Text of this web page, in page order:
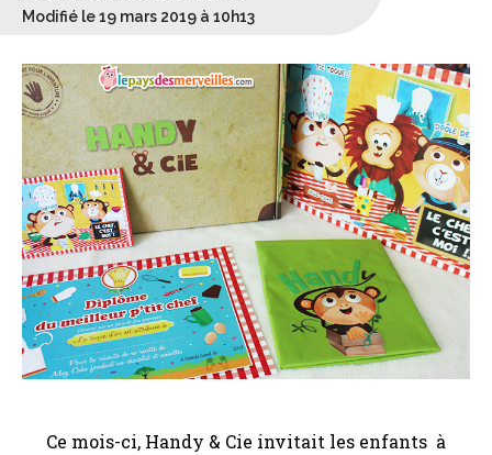
Modifié le 19 mars 2019 à 10h13
Ce mois-ci, Handy & Cie invitait les enfants à